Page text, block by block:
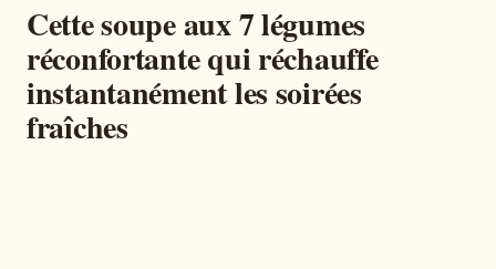
Cette soupe aux 7 légumes
réconfortante qui réchauffe
instantanément les soirées
fraîches